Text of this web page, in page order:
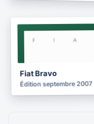
Fiat Bravo
Édition septembre 2007